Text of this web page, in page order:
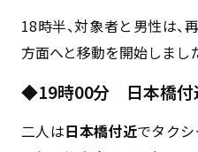
18時半、対象者と男性は
方面へと移動を開始しまし
◆19時00分 日本橋付
二人は日本橋付近でタクシ